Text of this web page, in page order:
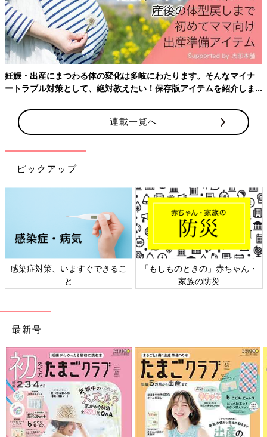
帰省先では洗剤を持ち運ぶこともできます。ミニサイズの洗剤は
持ち物がスッキリしますよね。
複数種類を持ち歩くときは、油性ペンで書くのがオススメ。こう
すれば誰でもすぐに使うことができます。
旅行や帰省にマスト！トラベルコーナーでチェック
して
妊娠・出産にまつわる体の変化は多岐にわたります。そんなマイナ
ートラブル対策として、絶対教えたい！保存版アイテムを紹介しま
連載一覧へ
ピックアップ
感染症対策、いますぐできるこ
と
「もしものときの」赤ちゃん・
家族の防災
最新号